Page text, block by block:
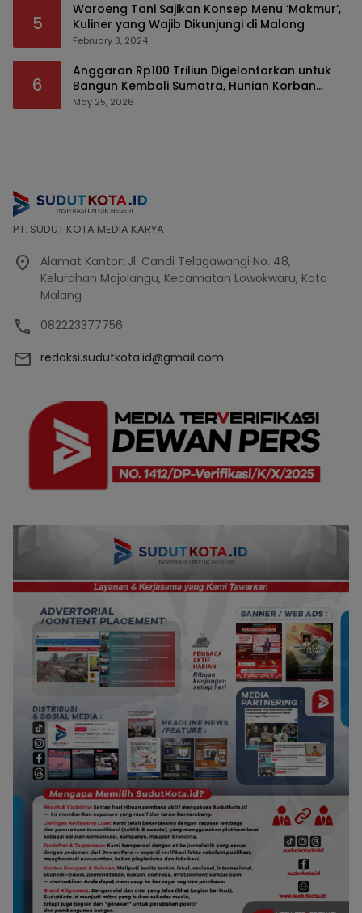
5
Waroeng Tani Sajikan Konsep Menu ‘Makmur’,
Kuliner yang Wajib Dikunjungi di Malang
February 8, 2024
6
Anggaran Rp100 Triliun Digelontorkan untuk
Bangun Kembali Sumatra, Hunian Korban
Bencana Bakal Difokuskan
May 25, 2026
PT. SUDUT KOTA MEDIA KARYA
Alamat Kantor: Jl. Candi Telagawangi No. 48,
Kelurahan Mojolangu, Kecamatan Lowokwaru, Kota
Malang
082223377756
redaksi.sudutkota.id@gmail.com